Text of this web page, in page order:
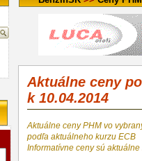
Aktuálne ceny
k 10.04.2014
Aktuálne ceny PHM vo
podľa aktuálneho kurzu ECB
Informatívne ceny sú